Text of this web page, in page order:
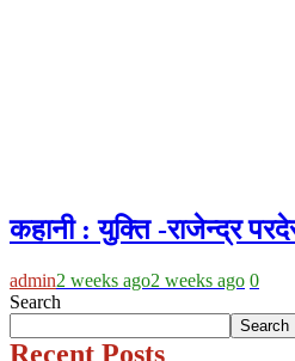
कहानी : युक्ति -राजेन्द्र
admin2 weeks ago2 weeks ago 0
Search
Search
Recent Posts